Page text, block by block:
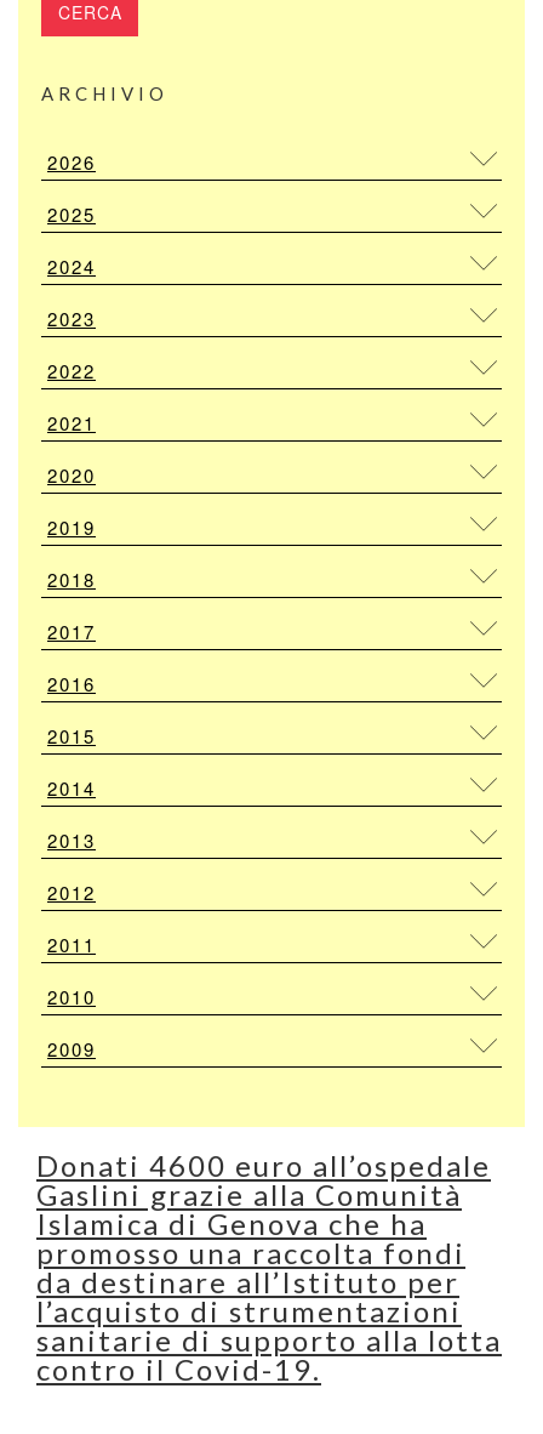
ARCHIVIO
2026
2025
2024
2023
2022
2021
2020
2019
2018
2017
2016
2015
2014
2013
2012
2011
2010
2009
Donati 4600 euro all’ospedale
Gaslini grazie alla Comunità
Islamica di Genova che ha
promosso una raccolta fondi
da destinare all’Istituto per
l’acquisto di strumentazioni
sanitarie di supporto alla lotta
contro il Covid-19.